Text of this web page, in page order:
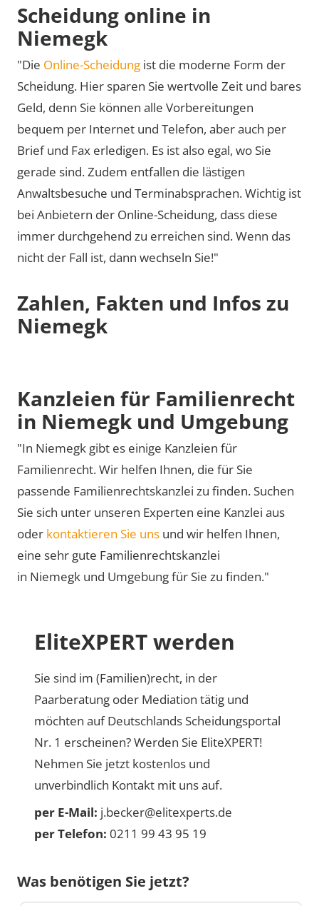
Scheidung online in
Niemegk
"Die Online-Scheidung ist die moderne Form der
Scheidung. Hier sparen Sie wertvolle Zeit und bares
Geld, denn Sie können alle Vorbereitungen
bequem per Internet und Telefon, aber auch per
Brief und Fax erledigen. Es ist also egal, wo Sie
gerade sind. Zudem entfallen die lästigen
Anwaltsbesuche und Terminabsprachen. Wichtig ist
bei Anbietern der Online-Scheidung, dass diese
immer durchgehend zu erreichen sind. Wenn das
nicht der Fall ist, dann wechseln Sie!"
Zahlen, Fakten und Infos zu
Niemegk
Kanzleien für Familienrecht
in Niemegk und Umgebung
"In Niemegk gibt es einige Kanzleien für
Familienrecht. Wir helfen Ihnen, die für Sie
passende Familienrechtskanzlei zu finden. Suchen
Sie sich unter unseren Experten eine Kanzlei aus
oder kontaktieren Sie uns und wir helfen Ihnen,
eine sehr gute Familienrechtskanzlei
in Niemegk und Umgebung für Sie zu finden."
EliteXPERT werden
Sie sind im (Familien)recht, in der
Paarberatung oder Mediation tätig und
möchten auf Deutschlands Scheidungsportal
Nr. 1 erscheinen? Werden Sie EliteXPERT!
Nehmen Sie jetzt kostenlos und
unverbindlich Kontakt mit uns auf.
per E-Mail: j.becker@elitexperts.de
per Telefon: 0211 99 43 95 19
Was benötigen Sie jetzt?